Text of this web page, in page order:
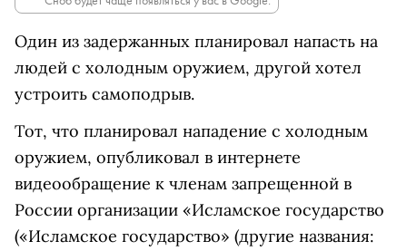
Один из задержанных планировал напасть на
людей с холодным оружием, другой хотел
устроить самоподрыв.
Тот, что планировал нападение с холодным
оружием, опубликовал в интернете
видеообращение к членам запрещенной в
России организации «Исламское государство
(«Исламское государство» (другие названия: